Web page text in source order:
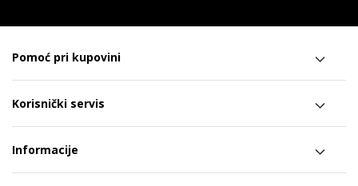
Pomoć pri kupovini
Korisnički servis
Informacije